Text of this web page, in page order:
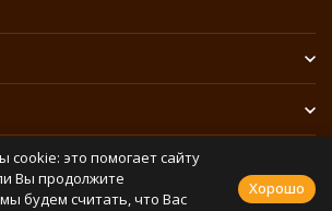
это помогает сайту
Вы продолжите
будем считать, что Вас
Хорошо